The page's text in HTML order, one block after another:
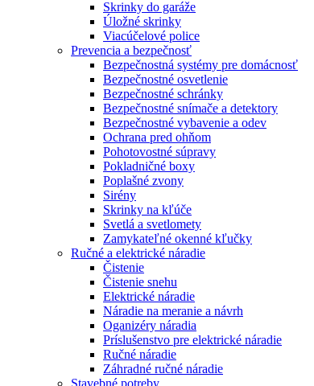
Skrinky do garáže
Úložné skrinky
Viacúčelové police
Prevencia a bezpečnosť
Bezpečnostná systémy pre domácnosť
Bezpečnostné osvetlenie
Bezpečnostné schránky
Bezpečnostné snímače a detektory
Bezpečnostné vybavenie a odev
Ochrana pred ohňom
Pohotovostné súpravy
Pokladničné boxy
Poplašné zvony
Sirény
Skrinky na kľúče
Svetlá a svetlomety
Zamykateľné okenné kľučky
Ručné a elektrické náradie
Čistenie
Čistenie snehu
Elektrické náradie
Náradie na meranie a návrh
Oganizéry náradia
Príslušenstvo pre elektrické náradie
Ručné náradie
Záhradné ručné náradie
Stavebné potreby